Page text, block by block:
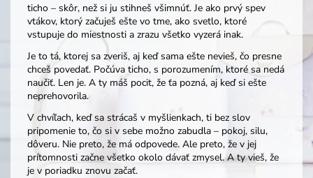
ticho – skôr, než si ju stihneš všimnúť. Je ako prvý spev
vtákov, ktorý začuješ ešte vo tme, ako svetlo, ktoré
vstupuje do miestnosti a zrazu všetko vyzerá inak.
Je to tá, ktorej sa zveriš, aj keď sama ešte nevieš, čo presne
chceš povedať. Počúva ticho, s porozumením, ktoré sa nedá
naučiť. Len je. A ty máš pocit, že ťa pozná, aj keď si ešte
neprehovorila.
V chvíľach, keď sa strácaš v myšlienkach, ti bez slov
pripomenie to, čo si v sebe možno zabudla – pokoj, silu,
dôveru. Nie preto, že má odpovede. Ale preto, že v jej
prítomnosti začne všetko okolo dávať zmysel. A ty vieš, že
je v poriadku znovu začať.